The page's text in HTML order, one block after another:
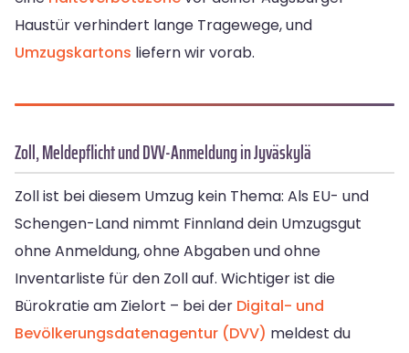
Haustür verhindert lange Tragewege, und
Umzugskartons liefern wir vorab.
Zoll, Meldepflicht und DVV-Anmeldung in Jyväskylä
Zoll ist bei diesem Umzug kein Thema: Als EU- und
Schengen-Land nimmt Finnland dein Umzugsgut
ohne Anmeldung, ohne Abgaben und ohne
Inventarliste für den Zoll auf. Wichtiger ist die
Bürokratie am Zielort – bei der Digital- und
Bevölkerungsdatenagentur (DVV) meldest du